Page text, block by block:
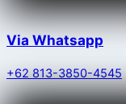
Via Whatsapp
+62 813-3850-4545